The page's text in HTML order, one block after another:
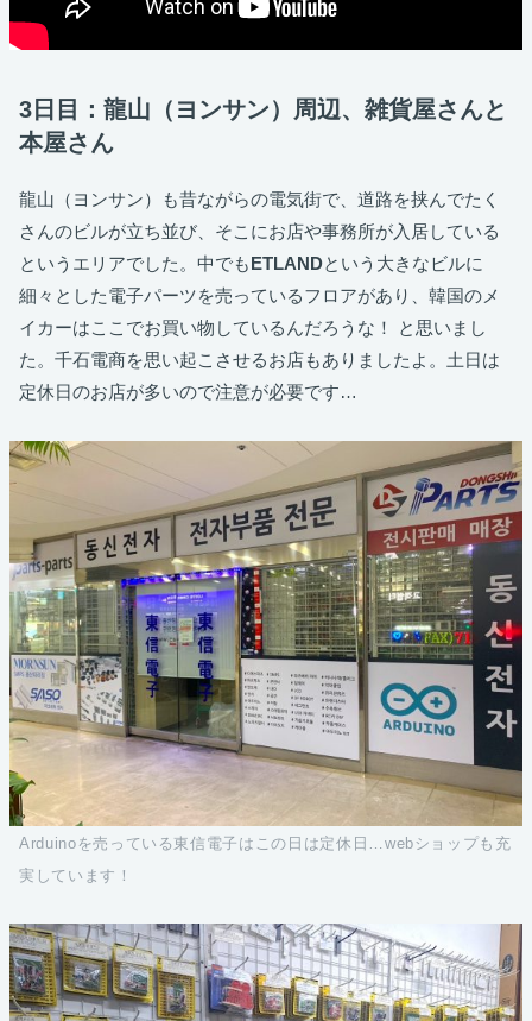
3日目：龍山（ヨンサン）周辺、雑貨屋さんと
本屋さん
龍山（ヨンサン）も昔ながらの電気街で、道路を挟んでたく
さんのビルが立ち並び、そこにお店や事務所が入居している
というエリアでした。中でもETLANDという大きなビルに
細々とした電子パーツを売っているフロアがあり、韓国のメ
イカーはここでお買い物しているんだろうな！ と思いまし
た。千石電商を思い起こさせるお店もありましたよ。土日は
定休日のお店が多いので注意が必要です…
Arduinoを売っている東信電子はこの日は定休日…webショップも充
実しています！